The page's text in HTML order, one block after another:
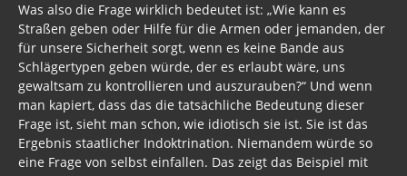
Was also die Frage wirklich bedeutet ist: „Wie kann es
Straßen geben oder Hilfe für die Armen oder jemanden, der
für unsere Sicherheit sorgt, wenn es keine Bande aus
Schlägertypen geben würde, der es erlaubt wäre, uns
gewaltsam zu kontrollieren und auszurauben?“ Und wenn
man kapiert, dass das die tatsächliche Bedeutung dieser
Frage ist, sieht man schon, wie idiotisch sie ist. Sie ist das
Ergebnis staatlicher Indoktrination. Niemandem würde so
eine Frage von selbst einfallen. Das zeigt das Beispiel mit